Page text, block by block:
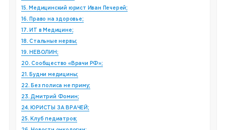
15. Медицинский юрист Иван Печерей;
16. Право на здоровье;
17. ИТ в Медицине;
18. Стальные нервы;
19. НЕВОЛИН;
20. Сообщество «Врачи РФ»;
21. Будни медицины;
22. Без полиса не приму;
23. Дмитрий Фомин;
24. ЮРИСТЫ ЗА ВРАЧЕЙ;
25. Клуб педиатров;